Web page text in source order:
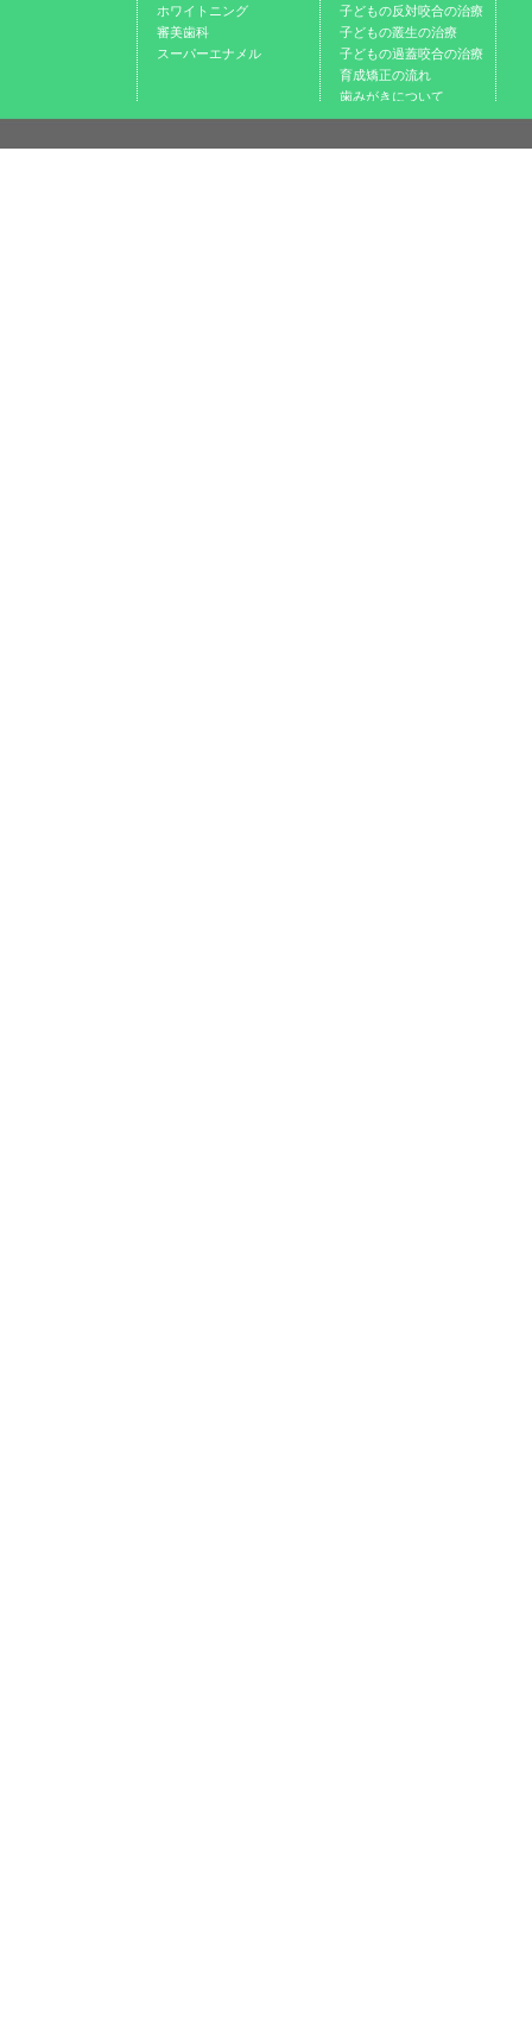
ホワイトニング
審美歯科
スーパーエナメル
子どもの反対咬合の治療
子どもの叢生の治療
子どもの過蓋咬合の治療
育成矯正の流れ
歯みがきについて